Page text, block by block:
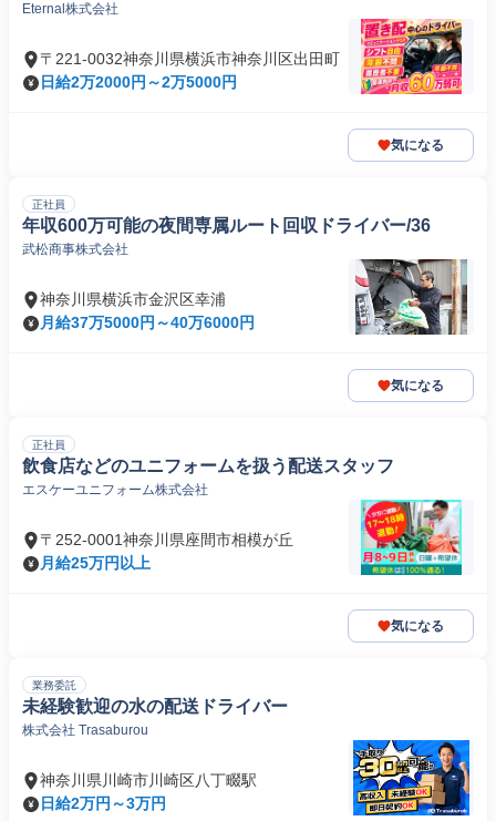
Eternal株式会社
〒221-0032神奈川県横浜市神奈川区出田町
日給2万2000円～2万5000円
気になる
正社員
年収600万可能の夜間専属ルート回収ドライバー/36
武松商事株式会社
神奈川県横浜市金沢区幸浦
月給37万5000円～40万6000円
気になる
正社員
飲食店などのユニフォームを扱う配送スタッフ
エスケーユニフォーム株式会社
〒252-0001神奈川県座間市相模が丘
月給25万円以上
気になる
業務委託
未経験歓迎の水の配送ドライバー
株式会社 Trasaburou
神奈川県川崎市川崎区八丁畷駅
日給2万円～3万円